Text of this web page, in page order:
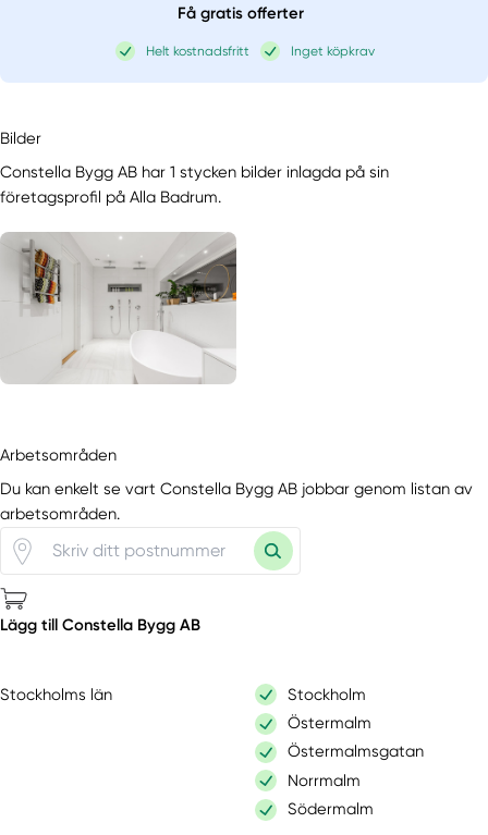
Få gratis offerter
Helt kostnadsfritt Inget köpkrav
Bilder
Constella Bygg AB har 1 stycken bilder inlagda på sin
företagsprofil på Alla Badrum.
Arbetsområden
Du kan enkelt se vart Constella Bygg AB jobbar genom listan av
arbetsområden.
Lägg till Constella Bygg AB
Stockholms län
Stockholm
Östermalm
Östermalmsgatan
Norrmalm
Södermalm